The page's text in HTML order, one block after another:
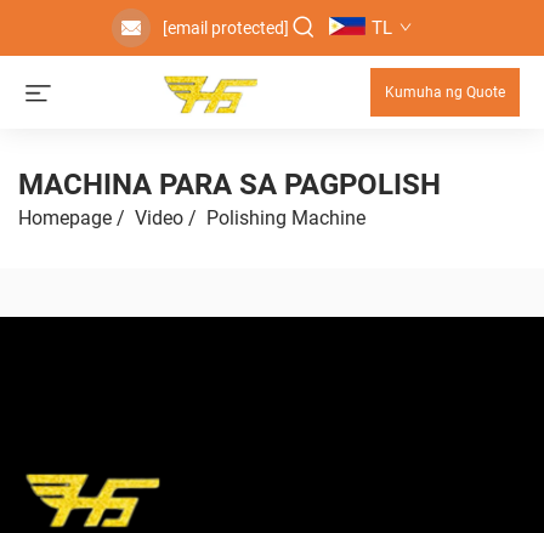
[email protected] TL
Kumuha ng Quote
MACHINA PARA SA PAGPOLISH
Homepage / Video / Polishing Machine